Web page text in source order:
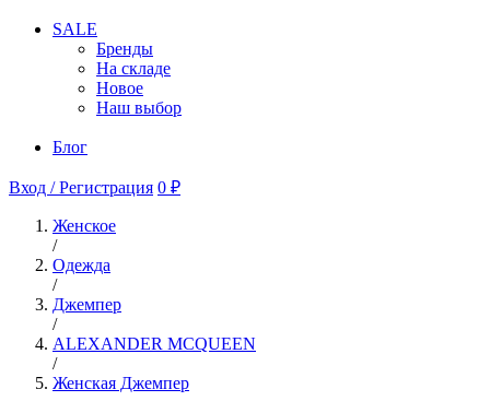
SALE
Бренды
На складе
Новое
Наш выбор
Блог
Вход / Регистрация 0 ₽
Женское
/
Одежда
/
Джемпер
/
ALEXANDER MCQUEEN
/
Женская Джемпер